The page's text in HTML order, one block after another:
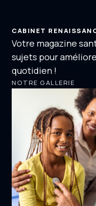
CABINET
Votre magazine
sujets pour
quotidien !
NOTRE GALLERIE